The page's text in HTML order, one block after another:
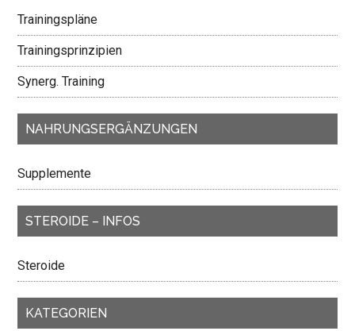
Trainingspläne
Trainingsprinzipien
Synerg. Training
NAHRUNGSERGÄNZUNGEN
Supplemente
STEROIDE – INFOS
Steroide
KATEGORIEN